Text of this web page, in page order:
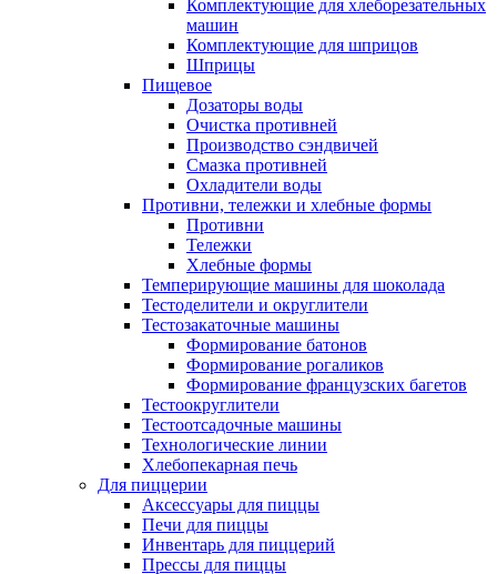
Комплектующие для хлеборезательных
машин
Комплектующие для шприцов
Шприцы
Пищевое
Дозаторы воды
Очистка противней
Производство сэндвичей
Смазка противней
Охладители воды
Противни, тележки и хлебные формы
Противни
Тележки
Хлебные формы
Темперирующие машины для шоколада
Тестоделители и округлители
Тестозакаточные машины
Формирование батонов
Формирование рогаликов
Формирование французских багетов
Тестоокруглители
Тестоотсадочные машины
Технологические линии
Хлебопекарная печь
Для пиццерии
Аксессуары для пиццы
Печи для пиццы
Инвентарь для пиццерий
Прессы для пиццы